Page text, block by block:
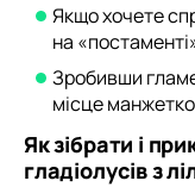
Якщо хочете
на
Зробивши
місце
Як зібрати і
гладіолусів з